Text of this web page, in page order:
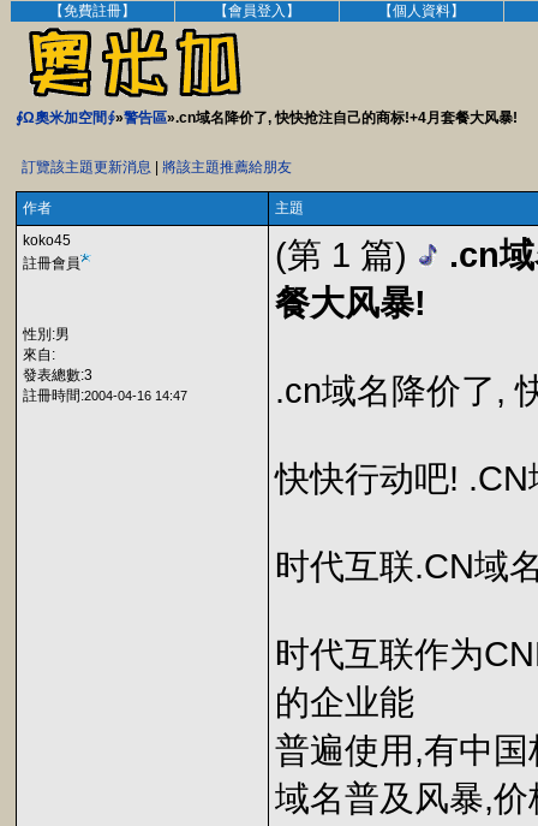
【免費註冊】 【會員登入】 【個人資料】
∮Ω奧米加空間∮»警告區».cn域名降价了, 快快抢注自己的商标!+4月套餐大风暴!
訂覽該主題更新消息 將該主題推薦給朋友
作者
主題
koko45
註冊會員
性別:男
來自:
發表總數:3
註冊時間:2004-04-16 14:47
(第 1 篇)
.cn
餐大风暴!
.cn域名降价了,
快快行动吧!
时代互联.CN域
时代互联作为
的企业能
普遍使用,有中
域名普及风暴,价